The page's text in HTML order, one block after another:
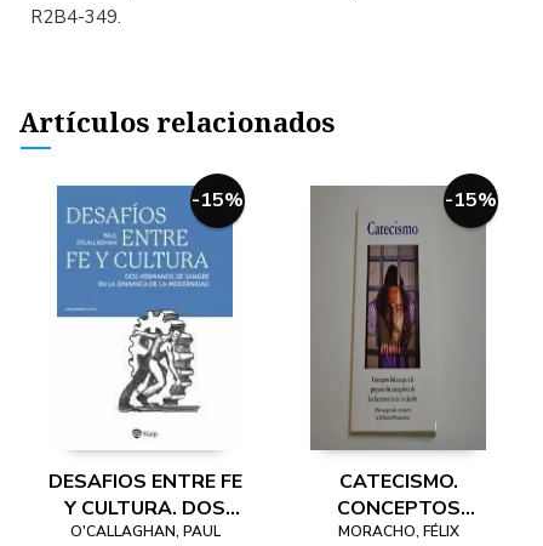
R2B4-349.
Artículos relacionados
-15%
DESAFIOS ENTRE FE
Y CULTURA. DOS
HERMANOS DE
O'CALLAGHAN, PAUL
-15%
CATECISMO.
CONCEPTOS
BÁSICOS PARA LA
MORACHO, FÉLIX